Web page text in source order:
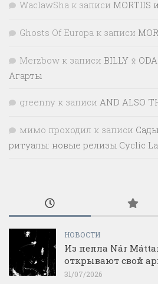
WaclawSha к записи MORTIIS
Ghosts Of Europa к записи
Merzbow к записи BILLY ᛟ
Агарты
greenny к записи AND ALSO
мимо проходил к записи
ритуалы: новые релизы Cyclic
НОВОСТИ
Из пепла Nár
открывают свой
31/07/2026